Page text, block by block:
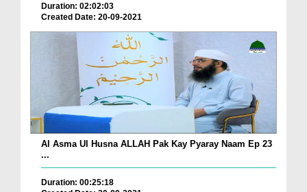
Duration: 02:02:03
Created Date: 20-09-2021
Al Asma Ul Husna ALLAH Pak Kay Pyaray Naam Ep 23
...
Duration: 00:25:18